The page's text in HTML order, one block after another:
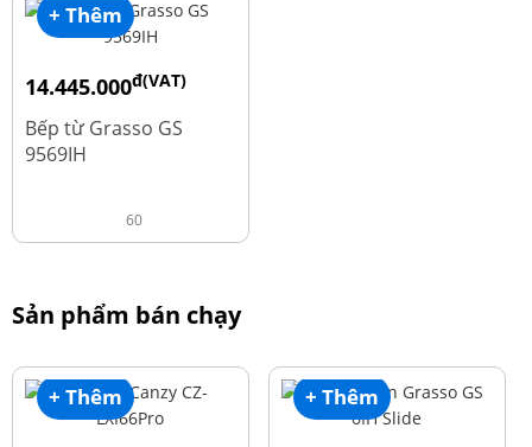
+ Thêm
14.445.000đ(VAT)
19.260.000
Bếp từ Grasso GS
9569IH
60
Sản phẩm bán chạy
+ Thêm + Thêm